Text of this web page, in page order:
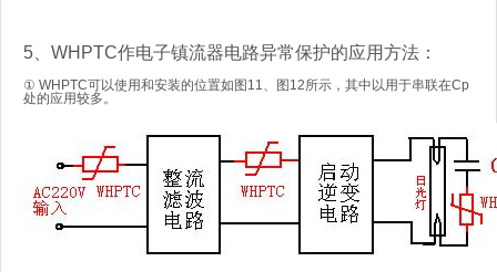
5、WHPTC作电子镇流器电路异常保护的应用方法：
① WHPTC可以使用和安装的位置如图11、图12所示，其中以用于串联在Cp
处的应用较多。